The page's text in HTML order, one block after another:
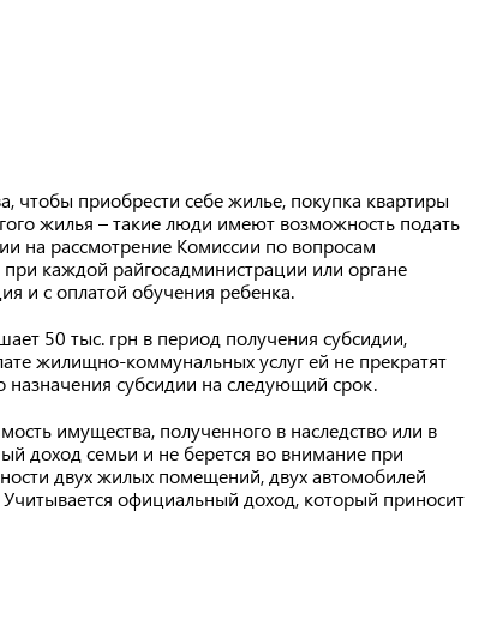
чтобы приобрести себе жилье, покупка квартиры
жилья – такие люди имеют возможность подать
на рассмотрение Комиссии по вопросам
каждой райгосадминистрации или органе
и с оплатой обучения ребенка.
50 тыс. грн в период получения субсидии,
жилищно-коммунальных услуг ей не прекратят
назначения субсидии на следующий срок.
имущества, полученного в наследство или в
доход семьи и не берется во внимание при
двух жилых помещений, двух автомобилей
официальный доход, который приносит